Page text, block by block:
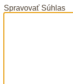
Spravovať Súhlas